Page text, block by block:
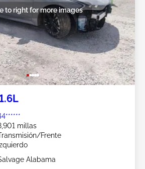
to right for more images
millas
Frente
Alabama